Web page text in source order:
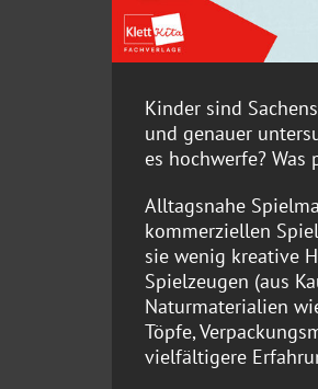
Kinder sind
und genauer
es hochwerfe?
Alltagsnahe
kommerziellen
sie wenig kreative
Spielzeugen (aus
Naturmaterialien
Töpfe,
vielfältigere